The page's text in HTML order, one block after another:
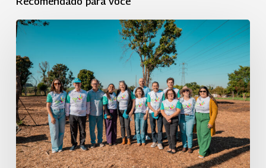
Dia
C
é
realizado
em
Piracicaba